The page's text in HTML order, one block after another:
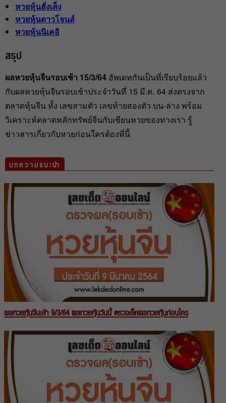
หวยหุ้นฮั่งเส็ง
หวยหุ้นดาวโจนส์
หวยหุ้นนิเคอิ
สรุป
ผลหวยหุ้นจีนรอบเช้า 15/3/64 อัพเดทกันเป็นที่เรียบร้อยแล้ว
กับผลหวยหุ้นจีนรอบเช้าประจำวันที่ 15 มี.ค. 64 ส่งตรงจาก
ตลาดหุ้นจีน ทั้ง เลขสามตัว เลขท้ายสองตัว บน-ล่าง พร้อม
วิเคราะห์ตลาดหลักทรัพย์จีนกับเซียนหวยของทางเรา รู้
ข่าวสารเกี่ยวกับหวยก่อนใครต้องที่นี้
บทความแนะนำ
ผลหวยหุ้นจีนเช้า 9/3/64 ผลหวยหุ้นวันนี้ ตรวจเช็คผลหวยหุ้นก่อนใคร